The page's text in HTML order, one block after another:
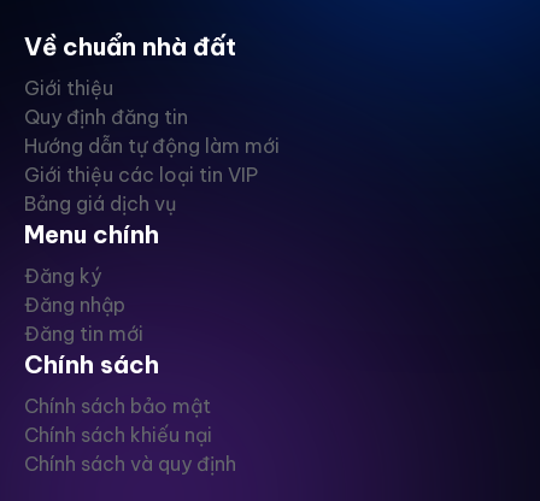
Về chuẩn nhà đất
Giới thiệu
Quy định đăng tin
Hướng dẫn tự động làm mới
Giới thiệu các loại tin VIP
Bảng giá dịch vụ
Menu chính
Đăng ký
Đăng nhập
Đăng tin mới
Chính sách
Chính sách bảo mật
Chính sách khiếu nại
Chính sách và quy định